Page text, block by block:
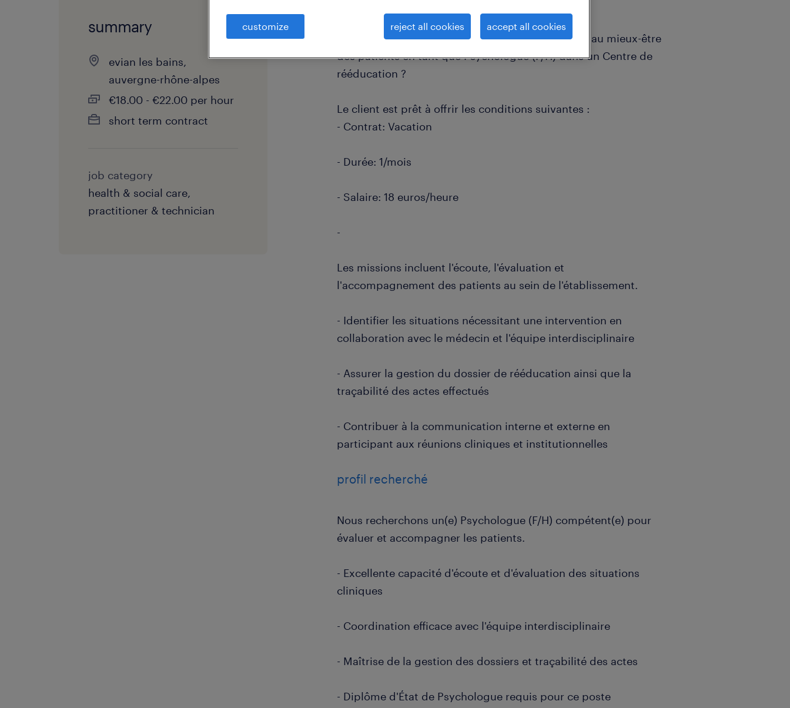
summary
evian les bains,
auvergne-rhône-alpes
€18.00 - €22.00 per hour
short term contract
job category
health & social care,
practitioner & technician
Comment voyez-vous l'opportunité de contribuer au mieux-être
des patients en tant que Psychologue (F/H) dans un Centre de
rééducation ?
Le client est prêt à offrir les conditions suivantes :
- Contrat: Vacation
- Durée: 1/mois
- Salaire: 18 euros/heure
-
Les missions incluent l'écoute, l'évaluation et
l'accompagnement des patients au sein de l'établissement.
- Identifier les situations nécessitant une intervention en
collaboration avec le médecin et l'équipe interdisciplinaire
- Assurer la gestion du dossier de rééducation ainsi que la
traçabilité des actes effectués
- Contribuer à la communication interne et externe en
participant aux réunions cliniques et institutionnelles
profil recherché
Nous recherchons un(e) Psychologue (F/H) compétent(e) pour
évaluer et accompagner les patients.
- Excellente capacité d'écoute et d'évaluation des situations
cliniques
- Coordination efficace avec l'équipe interdisciplinaire
- Maîtrise de la gestion des dossiers et traçabilité des actes
- Diplôme d'État de Psychologue requis pour ce poste
customize reject all cookies accept all cookies